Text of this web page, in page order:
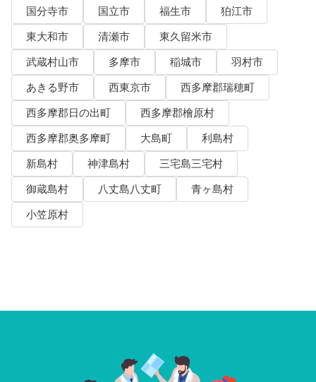
国分寺市
国立市 福生市
狛江市
東大和市
清瀬市
東久留米市
武蔵村山市
多摩市 稲城市
羽村市
あきる野市
西東京市
西多摩郡瑞穂町
西多摩郡日の出町
西多摩郡檜原村
西多摩郡奥多摩町
大島町
利島村
新島村
神津島村
三宅島三宅村
御蔵島村
八丈島八丈町
青ヶ島村
小笠原村